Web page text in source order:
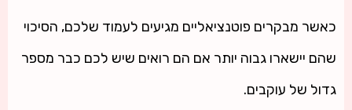
כאשר מבקרים פוטנציאליים מגיעים לעמוד שלכם, הסיכוי
שהם יישארו גבוה יותר אם הם רואים שיש לכם כבר מספר
גדול של עוקבים.